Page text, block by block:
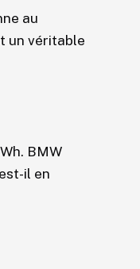
au
un véritable
BMW
il en